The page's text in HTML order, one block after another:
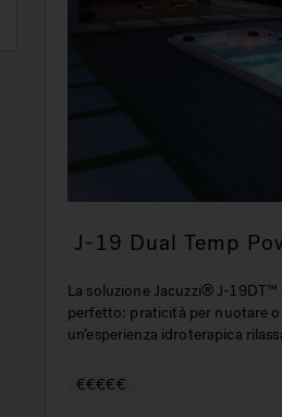
J-19 Dual Temp
La soluzione Jacuzzi® J-
perfetto: praticità per nuotare
un’esperienza idroterapica
€€€€€